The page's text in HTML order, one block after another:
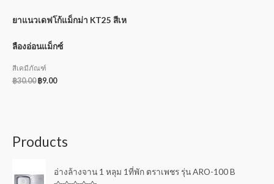
ยาแนวเดฟโก้แม็กม่า KT25 สีเห
ลืองอ่อนแม็กซ์
สีเคมีภัณฑ์
฿30.00 ฿9.00
Products
อ่างล้างจาน 1 หลุม 1ที่พัก ตราเพชร รุ่น ARO-100 B